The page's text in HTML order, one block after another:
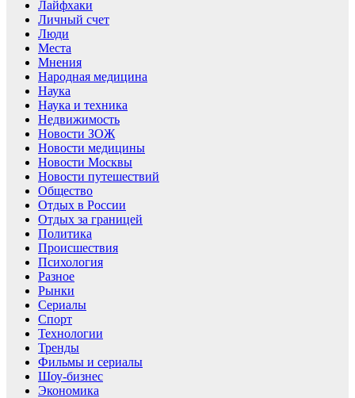
Лайфхаки
Личный счет
Люди
Места
Мнения
Народная медицина
Наука
Наука и техника
Недвижимость
Новости ЗОЖ
Новости медицины
Новости Москвы
Новости путешествий
Общество
Отдых в России
Отдых за границей
Политика
Происшествия
Психология
Разное
Рынки
Сериалы
Спорт
Технологии
Тренды
Фильмы и сериалы
Шоу-бизнес
Экономика